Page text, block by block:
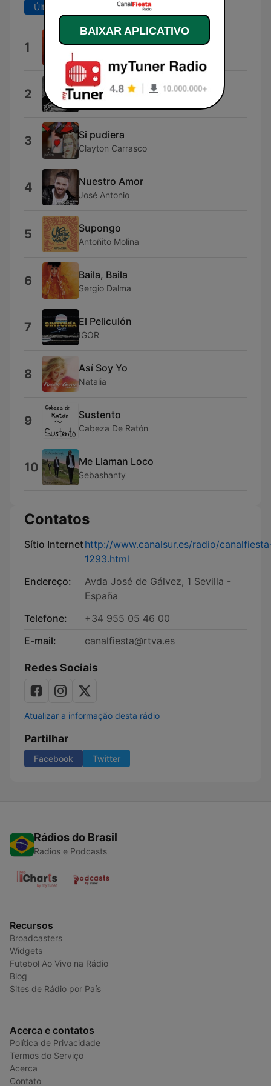
Últimos 7 dias Últimos 30 dias
1 Carretera
2 La Escalera
Salistre
3 Si pudiera
Clayton Carrasco
4 Nuestro Amor
José Antonio
5 Supongo
Antoñito Molina
6 Baila, Baila
Sergio Dalma
7 El Peliculón
IGOR
8 Así Soy Yo
Natalia
9 Sustento
Cabeza De Ratón
10 Me Llaman Loco
Sebashanty
Contatos
Sítio Internethttp://www.canalsur.es/radio/
1293.html
Endereço:
Avda José de Gálvez, 1 Sevilla -
España
Telefone:
+34 955 05 46 00
E-mail:
canalfiesta@rtva.es
Redes Sociais
Atualizar a informação desta rádio
Partilhar
Facebook Twitter
Rádios do Brasil
Radios e Podcasts
Recursos
Broadcasters
Widgets
Futebol Ao Vivo na Rádio
Blog
Sites de Rádio por País
Acerca e contatos
Política de Privacidade
Termos do Serviço
Acerca
Contato
BAIXAR APLICATIVO